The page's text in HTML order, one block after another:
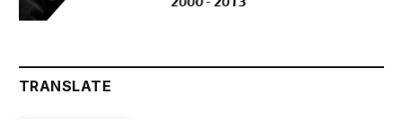
TRANSLATE